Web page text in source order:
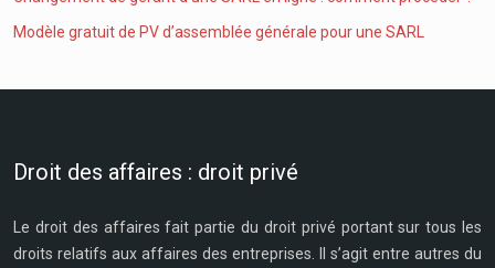
Modèle gratuit de PV d’assemblée générale pour une SARL
Droit des affaires : droit privé
Le droit des affaires fait partie du droit privé portant sur tous les
droits relatifs aux affaires des entreprises. Il s’agit entre autres du